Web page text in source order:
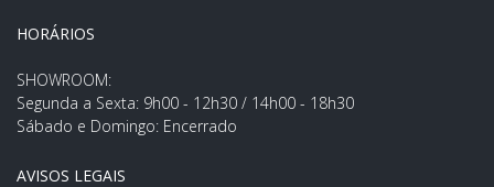
HORÁRIOS
SHOWROOM:
Segunda a Sexta: 9h00 - 12h30 / 14h00 - 18h30
Sábado e Domingo: Encerrado
AVISOS LEGAIS